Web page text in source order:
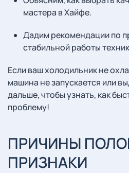
мастера в Хайфе.
Дадим рекомендации по
стабильной работы
Если ваш холодильник не
машина не запускается или
дальше, чтобы узнать, как
проблему!
ПРИЧИНЫ
ПРИЗНАКИ